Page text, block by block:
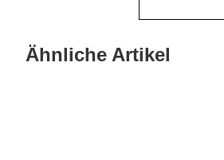
Ähnliche Artikel
Brauerei Schwechat: Georg Gartner